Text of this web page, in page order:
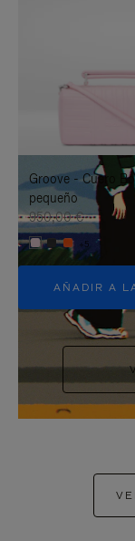
PULSE
Groove - Cuero
pequeño
950,00 €
+5
AÑADIR A